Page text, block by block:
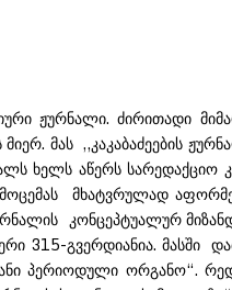
ჟურნალი. ძირითადი
მას ,,კაკაბაძეების
ხელს აწერს
მხატვრულად
კონცეპტუალურ
315-გვერდიანია. მასში
პერიოდული ორგანო“.